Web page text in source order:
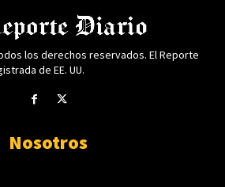
los derechos reservados. El Reporte
de EE. UU.
Nosotros